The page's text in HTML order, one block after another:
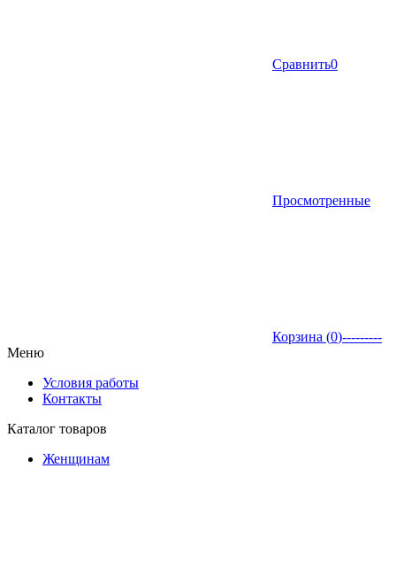
Сравнить0
Просмотренные
Корзина (0)---------
Меню
Условия работы
Контакты
Каталог товаров
Женщинам